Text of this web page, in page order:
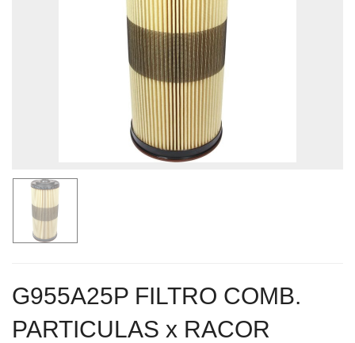
G955A25P FILTRO COMB.
PARTICULAS x RACOR